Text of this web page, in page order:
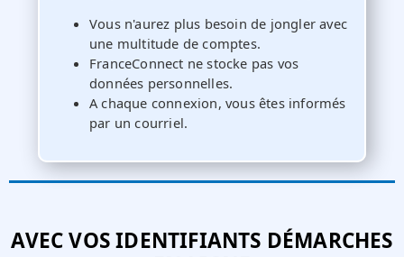
Vous n'aurez plus besoin de jongler avec
une multitude de comptes.
FranceConnect ne stocke pas vos
données personnelles.
A chaque connexion, vous êtes informés
par un courriel.
AVEC VOS IDENTIFIANTS DÉMARCHES